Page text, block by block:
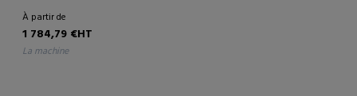
À partir de
1 784,79 €HT
la machine